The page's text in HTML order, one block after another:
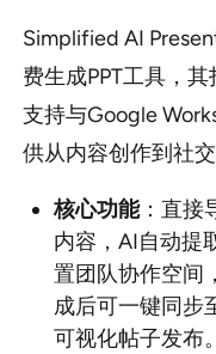
Simplified AI
费生成PPT工具，
支持与Google
供从内容创作到社
核心功能：直接
内容，AI自动提
置团队协作空间
成后可一键同步
可视化帖子发布。